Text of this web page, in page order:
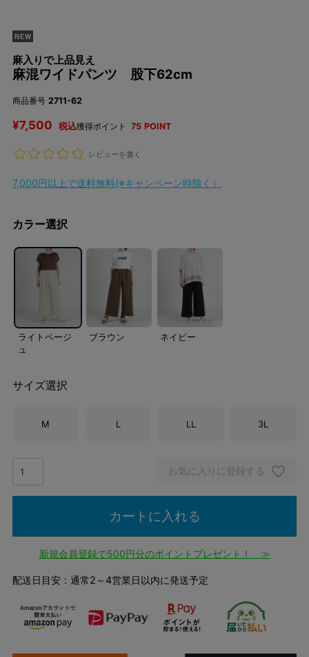
麻入りで上品見え
麻混ワイドパンツ 股下62cm
商品番号 2711-62
¥7,500 税込獲得ポイント 75 POINT
レビューを書く
7,000円以上で送料無料(※キャンペーン時除く）
カラー選択
ライトベージ
ュ
ブラウン ネイビー
サイズ選択
M L LL 3L
お気に入りに登録する
カートに入れる
新規会員登録で500円分のポイントプレゼント！ ≫
配送日目安：通常2～4営業日以内に発送予定